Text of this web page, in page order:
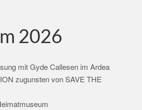
2026
mit Gyde Callesen im Ardea
zugunsten von SAVE THE